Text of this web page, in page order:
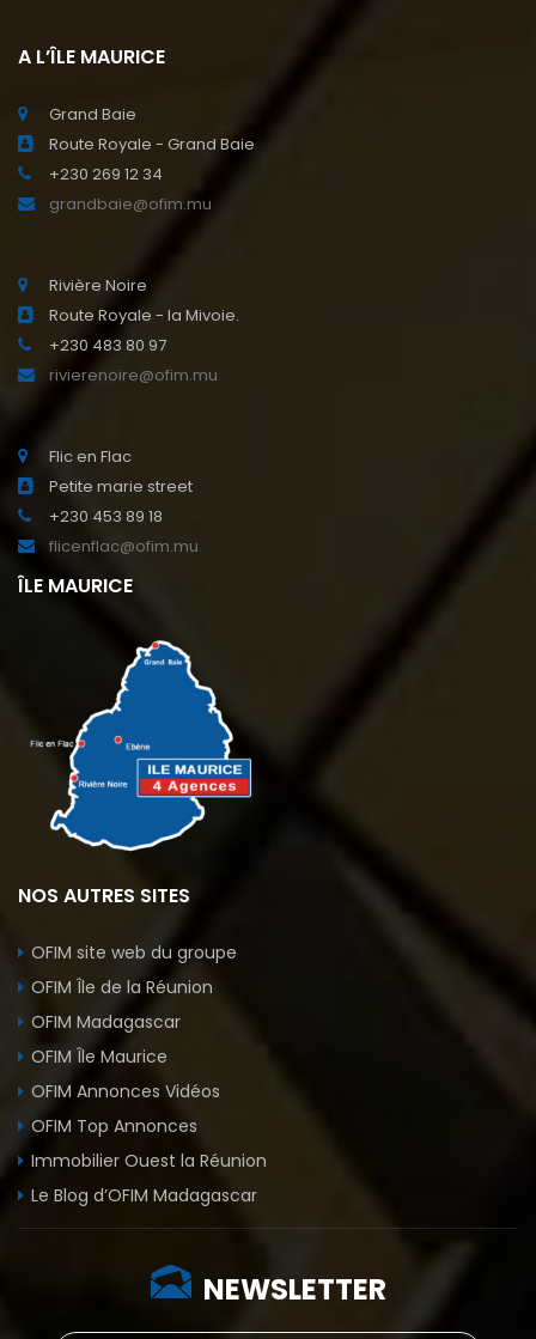
A L’ÎLE MAURICE
Grand Baie
Route Royale - Grand Baie
+230 269 12 34
grandbaie@ofim.mu
Rivière Noire
Route Royale - la Mivoie.
+230 483 80 97
rivierenoire@ofim.mu
Flic en Flac
Petite marie street
+230 453 89 18
flicenflac@ofim.mu
ÎLE MAURICE
NOS AUTRES SITES
OFIM site web du groupe
OFIM Île de la Réunion
OFIM Madagascar
OFIM Île Maurice
OFIM Annonces Vidéos
OFIM Top Annonces
Immobilier Ouest la Réunion
Le Blog d’OFIM Madagascar
NEWSLETTER